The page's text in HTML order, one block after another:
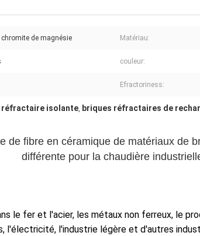
chromite de magnésie Matériau:
couleur:
Efractoriness:
réfractaire isolante, briques réfractaires de
de fibre en céramique de matériaux de
différente pour la chaudière
le fer et l'acier, les métaux non ferreux, le
l'électricité, l'industrie légère et d'autres